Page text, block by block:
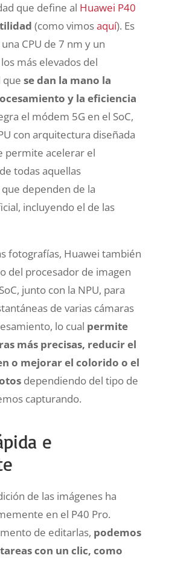
que define al Huawei P40
(como vimosaquí). Es
CPU de 7 nm y un
más elevados del
que se dan la mano la
y la eficiencia
el módem 5G en el SoC,
con arquitectura diseñada
permite acelerar el
todas aquellas
dependen de la
incluyendo el de las
fotografías, Huawei también
del procesador de imagen
junto con la NPU, para
de varias cámaras
lo cual permite
más precisas, reducir el
o mejorar el colorido o el
dependiendo del tipo de
capturando.
e
de las imágenes ha
en el P40 Pro.
de editarlas, podemos
con un clic, como